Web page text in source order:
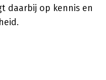
daarbij op kennis en